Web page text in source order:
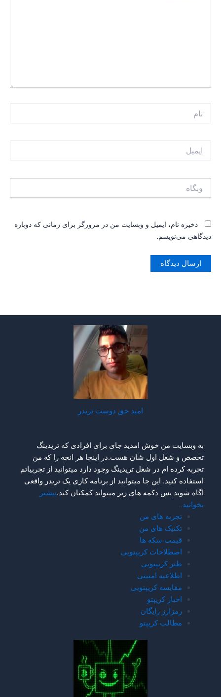
ذخیره نام، ایمیل و وبسایت من در مرورگر برای زمانی که دوباره
دیدگاهی می‌نویسم.
امید حق دوست تریدر
به وبسایت من خوش امدید جای برای افرادی که تریدینگ
تخصص و شغل اول شان هست.در اینجا هر انچه را که من
تجربه کرده ام در شغل تریدینگ وجود دارد میتوانید از تجربیاتم
استفاده کنید. این جا میتوانید از برنامه کاری یک تریدر واقعی
اگاه شوید پس دکمه های زیر میتواند کمکتان کند.بیشتر
بخوانید
تجربه های من
تکنیک های من
قیمت سکه ها
اصطلاحات کریپتویی
طنز کریپتویی
اطلاعیه امنیتی
مقایسه کریپتویی
اخبار کریپتو
رمزارز رایگان
مطالب کریپتو